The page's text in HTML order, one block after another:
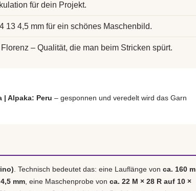
für dein Projekt.
13 4,5 mm für ein schönes Maschenbild.
– Qualität, die man beim Stricken spürt.
| Alpaka: Peru – gesponnen und veredelt wird das Garn
. Technisch bedeutet das: eine Lauflänge von ca. 160 m
mm , eine Maschenprobe von ca. 22 M × 28 R auf 10 ×